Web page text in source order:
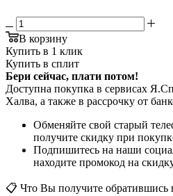
В корзину
Купить в 1 клик
Купить в сплит
Бери сейчас, плати потом!
Доступна покупка в сервисах
Халва, а также в рассрочку от
Обменяйте свой старый
получите скидку при
Подпишитесь на наши
находите промокод на
📋 Что Вы получите обратившись